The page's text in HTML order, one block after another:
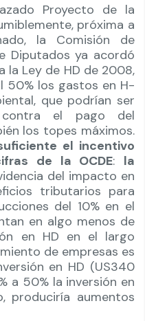
Proyecto de la
próxima a
la Comisión de
Diputados ya acordó
la Ley de HD de 2008,
50% los gastos en H-
que podrían ser
el pago del
los topes máximos.
el incentivo
de la OCDE: la
del impacto en
tributarios para
del 10% en el
en algo menos de
en HD en el largo
de empresas es
en HD (US340
a 50% la inversión en
produciría aumentos